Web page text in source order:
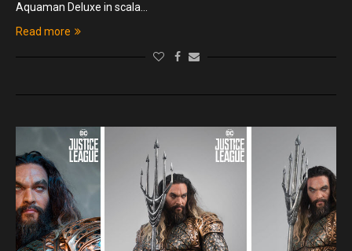
Aquaman Deluxe in scala…
Read more